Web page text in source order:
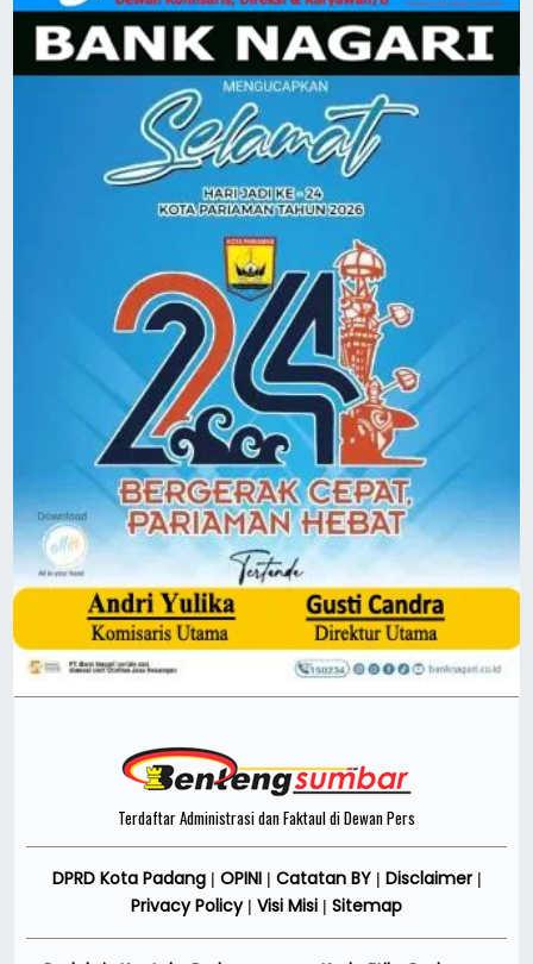
Terdaftar Administrasi dan Faktaul di Dewan Pers
DPRD Kota Padang| OPINI| Catatan BY| Disclaimer|
Privacy Policy| Visi Misi | Sitemap